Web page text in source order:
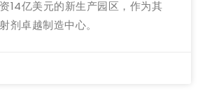
14亿美元的新生产园区，作为其
剂卓越制造中心。